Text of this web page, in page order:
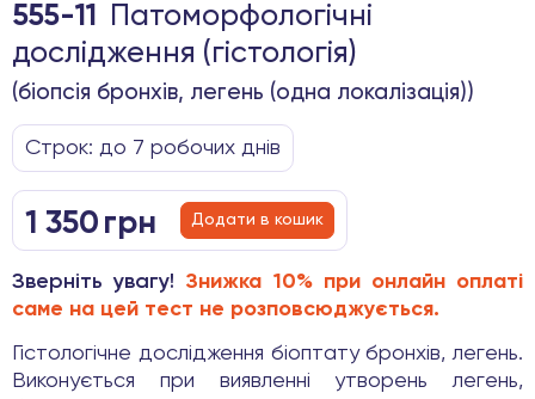
555-11
Патоморфологічні
дослідження (гістологія)
(біопсія бронхів, легень (одна локалізація))
Строк: до 7 робочих днів
1 350 грн Додати в кошик
Зверніть увагу! Знижка 10% при онлайн оплаті
саме на цей тест не розповсюджується.
Гістологічне дослідження біоптату бронхів, легень.
Виконується при виявленні утворень легень,